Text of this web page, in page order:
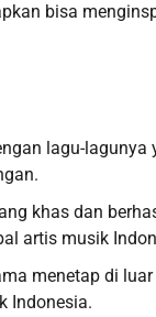
bisa
lagu-
khas dan
artis musik
menetap di
Indonesia.